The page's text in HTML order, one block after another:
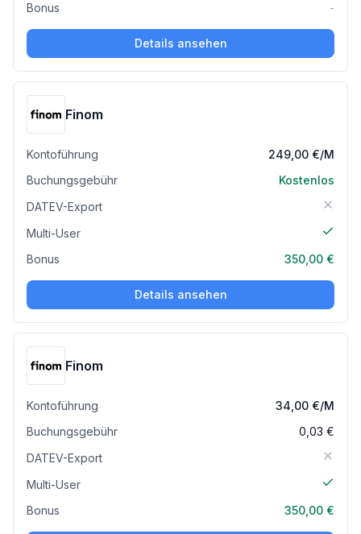
Bonus
-
Details ansehen
Finom
Kontoführung 249,00 €/M
Buchungsgebühr
Kostenlos
DATEV-Export
Multi-User
Bonus
350,00 €
Details ansehen
Finom
Kontoführung 34,00 €/M
Buchungsgebühr
0,03 €
DATEV-Export
Multi-User
Bonus
350,00 €